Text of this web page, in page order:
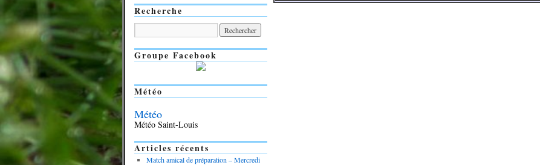
Recherche
Groupe Facebook
Météo
Météo
Météo Saint-Louis
Articles récents
Match amical de préparation – Mercredi